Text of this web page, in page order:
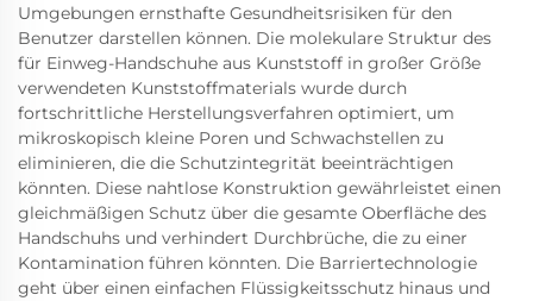
Umgebungen ernsthafte Gesundheitsrisiken für den
Benutzer darstellen können. Die molekulare Struktur des
für Einweg-Handschuhe aus Kunststoff in großer Größe
verwendeten Kunststoffmaterials wurde durch
fortschrittliche Herstellungsverfahren optimiert, um
mikroskopisch kleine Poren und Schwachstellen zu
eliminieren, die die Schutzintegrität beeinträchtigen
könnten. Diese nahtlose Konstruktion gewährleistet einen
gleichmäßigen Schutz über die gesamte Oberfläche des
Handschuhs und verhindert Durchbrüche, die zu einer
Kontamination führen könnten. Die Barriertechnologie
geht über einen einfachen Flüssigkeitsschutz hinaus und